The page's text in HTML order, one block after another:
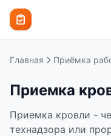
Перейти к
Главная Приёмка
Приемка
Приемка кровли -
технадзора или